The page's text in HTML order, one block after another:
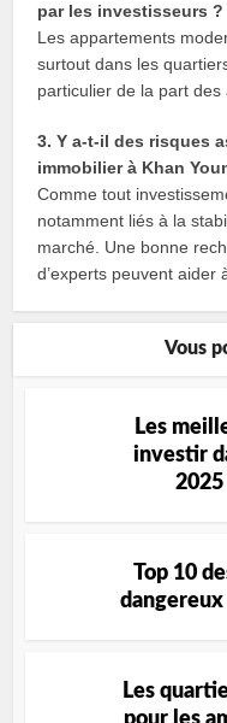
par les investisseurs ?
Les appartements
surtout dans les
particulier de la part des
3. Y a-t-il des risques
immobilier à Khan
Comme tout
notamment liés à la
marché. Une bonne
d’experts peuvent aider
Vous
Les
investir
2025
Top 10
dangereux
Les